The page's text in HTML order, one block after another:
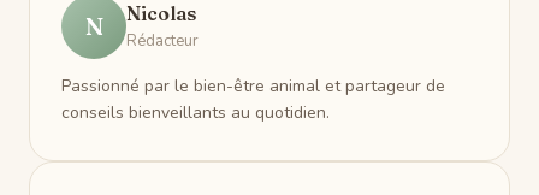
N Nicolas
Rédacteur
Passionné par le bien-être animal et partageur de
conseils bienveillants au quotidien.